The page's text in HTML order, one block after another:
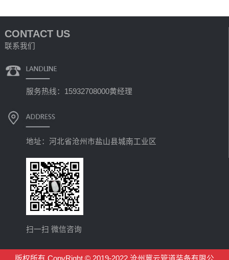
CONTACT US
联系我们
服务热线：15932708000黄经理
地址：河北省沧州市盐山县城南工业区
扫一扫 微信咨询